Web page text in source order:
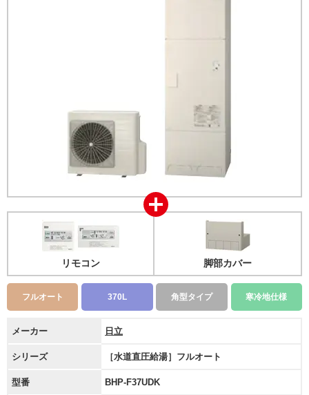
リモコン 脚部カバー
フルオート 370L 角型タイプ 寒冷地仕様
メーカー 日立
シリーズ ［水道直圧給湯］フルオート
型番 BHP-F37UDK